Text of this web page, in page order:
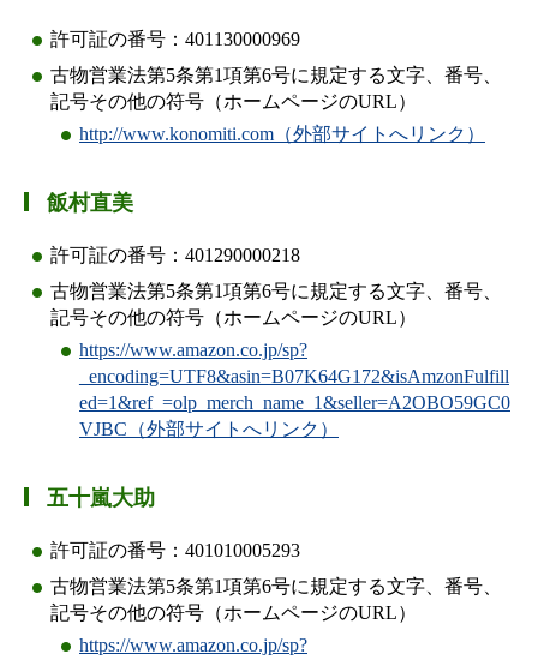
許可証の番号：401130000969
古物営業法第5条第1項第6号に規定する文字、番号、
記号その他の符号（ホームページのURL）
http://www.konomiti.com（外部サイトへリンク）
飯村直美
許可証の番号：401290000218
古物営業法第5条第1項第6号に規定する文字、番号、
記号その他の符号（ホームページのURL）
https://www.amazon.co.jp/sp?
_encoding=UTF8&asin=B07K64G172&isAmzonFulfill
ed=1&ref_=olp_merch_name_1&seller=A2OBO59GC0
VJBC（外部サイトへリンク）
五十嵐大助
許可証の番号：401010005293
古物営業法第5条第1項第6号に規定する文字、番号、
記号その他の符号（ホームページのURL）
https://www.amazon.co.jp/sp?